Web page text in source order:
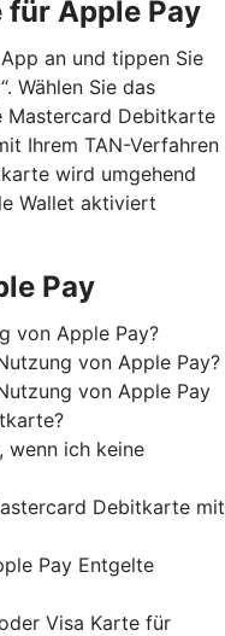
Apple Pay
an und tippen Sie
Wählen Sie das
Mastercard Debitkarte
Ihrem TAN-Verfahren
wird umgehend
Wallet aktiviert
Pay
von Apple Pay?
von Apple Pay?
von Apple Pay
wenn ich keine
Debitkarte mit
Pay Entgelte
Visa Karte für